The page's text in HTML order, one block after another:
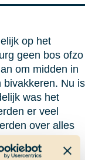
op het
geen bos ofzo
om midden in
bivakkeren. Nu is
was het
er veel
over alles
waren over de
tevoorschijn